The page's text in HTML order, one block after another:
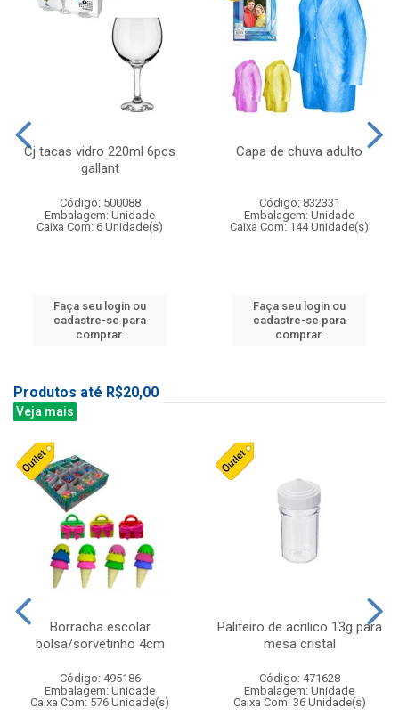
Cj tacas vidro 220ml 6pcs
gallant
Código: 500088
Embalagem: Unidade
Caixa Com: 6 Unidade(s)
Faça seu login ou
cadastre-se para
comprar.
Capa de chuva adulto
Código: 832331
Embalagem: Unidade
Caixa Com: 144 Unidade(s)
Faça seu login ou
cadastre-se para
comprar.
Produtos até R$20,00
Veja mais
Borracha escolar
bolsa/sorvetinho 4cm
Código: 495186
Embalagem: Unidade
Caixa Com: 576 Unidade(s)
Paliteiro de acrilico 13g para
mesa cristal
Código: 471628
Embalagem: Unidade
Caixa Com: 36 Unidade(s)